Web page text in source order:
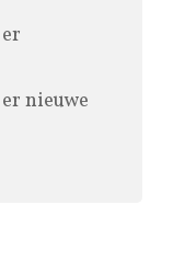
nieuwe